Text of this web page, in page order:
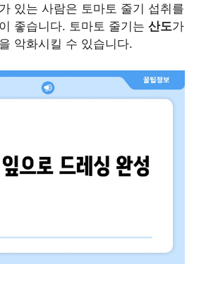
있는 사람은 토마토 줄기 섭취를
좋습니다. 토마토 줄기는 산도가
악화시킬 수 있습니다.